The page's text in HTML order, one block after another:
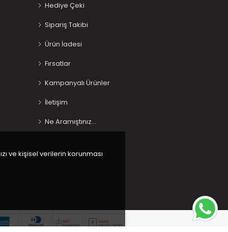
Hediye Çeki
Sipariş Takibi
Ürün İadesi
Fırsatlar
Kampanyalı Ürünler
İletişim
Ne Aramıştınız…
ve kişisel verilerin korunması